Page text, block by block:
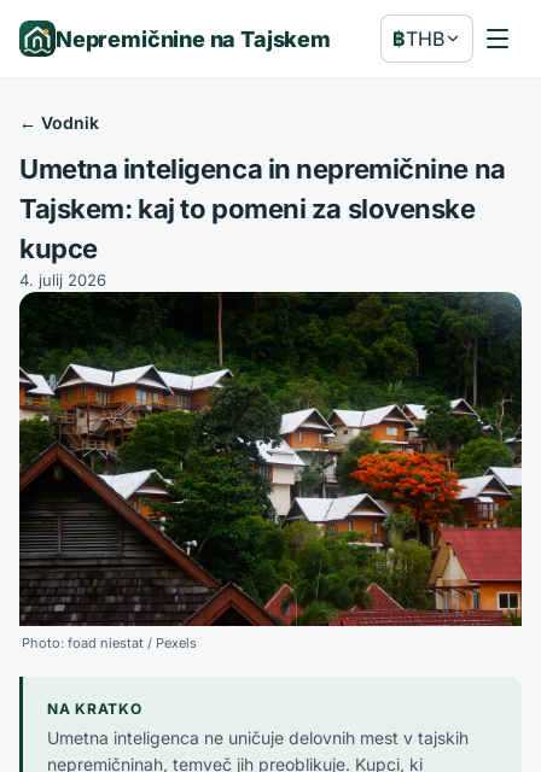
Nepremičnine na Tajskem ฿THB
← Vodnik
Umetna inteligenca in nepremičnine na
Tajskem: kaj to pomeni za slovenske
kupce
4. julij 2026
Photo: foad niestat / Pexels
NA KRATKO
Umetna inteligenca ne uničuje delovnih mest v tajskih
nepremičninah, temveč jih preoblikuje. Kupci, ki